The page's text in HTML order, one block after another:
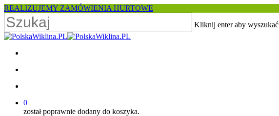
Skip
to
main
content
REALIZUJEMY ZAMÓWIENIA HURTOWE
Kliknij enter aby wyszukać
Close
0
został poprawnie dodany do koszyka.